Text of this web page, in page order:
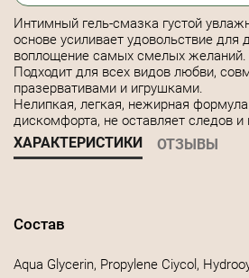
Интимный гель-смазка густой
основе усиливает удовольствие для
воплощение самых смелых желаний.
Подходит для всех видов любви,
празервативами и игрушками.
Нелипкая, легкая, нежирная
дискомфорта, не оставляет следов
ХАРАКТЕРИСТИКИ ОТЗЫВЫ
Состав
Aqua Glycerin, Propylene Ciycol,